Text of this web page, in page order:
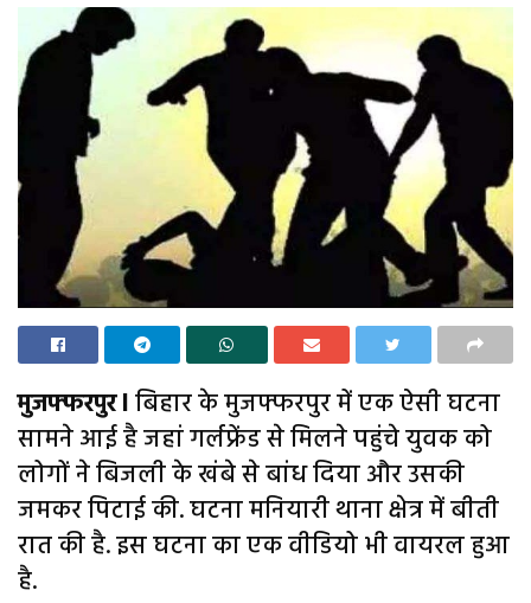
मुजफ्फरपुर lबिहार के मुजफ्फरपुर में एक ऐसी घटना
सामने आई है जहां गर्लफ्रेंड से मिलने पहुंचे युवक को
लोगों ने बिजली के खंबे से बांध दिया और उसकी
जमकर पिटाई की. घटना मनियारी थाना क्षेत्र में बीती
रात की है. इस घटना का एक वीडियो भी वायरल हुआ
है.